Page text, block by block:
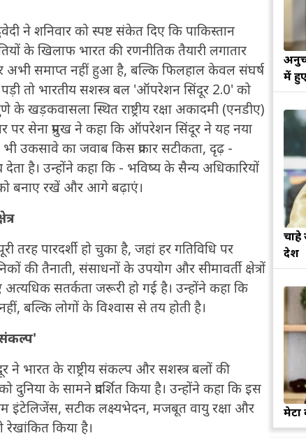
ने शनिवार को स्पष्ट संकेत दिए कि पाकिस्तान
के खिलाफ भारत की रणनीतिक तैयारी लगातार
अभी समाप्त नहीं हुआ है, बल्कि फिलहाल केवल संघर्ष
तो भारतीय सशस्त्र बल 'ऑपरेशन सिंदूर 2.0' को
खड़कवासला स्थित राष्ट्रीय रक्षा अकादमी (एनडीए)
सेना प्रमुख ने कहा कि ऑपरेशन सिंदूर ने यह नया
उकसावे का जवाब किस प्रकार सटीकता, दृढ़ -
है। उन्होंने कहा कि - भविष्य के सैन्य अधिकारियों
बनाए रखें और आगे बढ़ाएं।
तरह पारदर्शी हो चुका है, जहां हर गतिविधि पर
की तैनाती, संसाधनों के उपयोग और सीमावर्ती क्षेत्रों
सतर्कता जरूरी हो गई है। उन्होंने कहा कि
बल्कि लोगों के विश्वास से तय होती है।
भारत के राष्ट्रीय संकल्प और सशस्त्र बलों की
दुनिया के सामने प्रदर्शित किया है। उन्होंने कहा कि इस
इंटेलिजेंस, सटीक लक्ष्यभेदन, मजबूत वायु रक्षा और
रेखांकित किया है।
में
देश
मेटा